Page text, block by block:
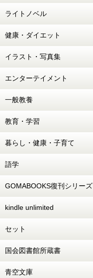
ライトノベル
健康・ダイエット
イラスト・写真集
エンターテイメント
一般教養
教育・学習
暮らし・健康・子育て
語学
GOMABOOKS復刊シリーズ
kindle unlimited
セット
国会図書館所蔵書
青空文庫